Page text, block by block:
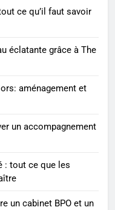
année
repas : guide et
ce qu’il faut savoir
éclatante grâce à The
aménagement et
un accompagnement
: tout ce que les
un cabinet BPO et un